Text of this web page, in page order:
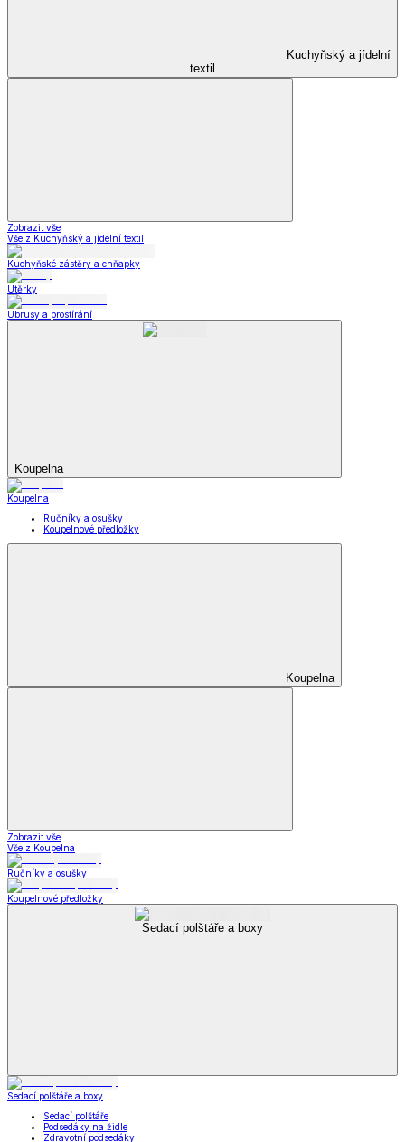
Kuchyňský a jídelní
textil
Zobrazit vše
Vše z Kuchyňský a jídelní textil
Kuchyňské zástěry a chňapky
Utěrky
Ubrusy a prostírání
Koupelna
Koupelna
Ručníky a osušky
Koupelnové předložky
Koupelna
Zobrazit vše
Vše z Koupelna
Ručníky a osušky
Koupelnové předložky
Sedací polštáře a boxy
Sedací polštáře a boxy
Sedací polštáře
Podsedáky na židle
Zdravotní podsedáky